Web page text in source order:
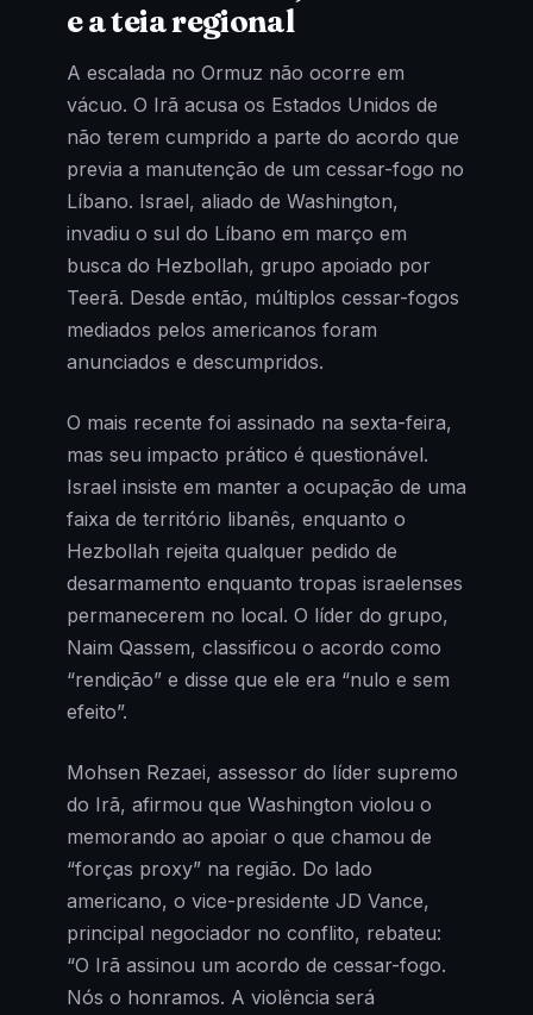
e a teia regional
A escalada no Ormuz não ocorre em
vácuo. O Irã acusa os Estados Unidos de
não terem cumprido a parte do acordo que
previa a manutenção de um cessar-fogo no
Líbano. Israel, aliado de Washington,
invadiu o sul do Líbano em março em
busca do Hezbollah, grupo apoiado por
Teerã. Desde então, múltiplos cessar-fogos
mediados pelos americanos foram
anunciados e descumpridos.
O mais recente foi assinado na sexta-feira,
mas seu impacto prático é questionável.
Israel insiste em manter a ocupação de uma
faixa de território libanês, enquanto o
Hezbollah rejeita qualquer pedido de
desarmamento enquanto tropas israelenses
permanecerem no local. O líder do grupo,
Naim Qassem, classificou o acordo como
“rendição” e disse que ele era “nulo e sem
efeito”.
Mohsen Rezaei, assessor do líder supremo
do Irã, afirmou que Washington violou o
memorando ao apoiar o que chamou de
“forças proxy” na região. Do lado
americano, o vice-presidente JD Vance,
principal negociador no conflito, rebateu:
“O Irã assinou um acordo de cessar-fogo.
Nós o honramos. A violência será